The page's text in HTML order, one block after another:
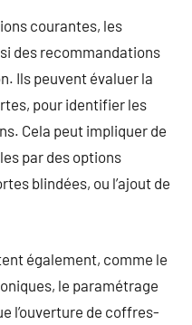
courantes, les
des recommandations
Ils peuvent évaluer la
pour identifier les
Cela peut impliquer de
par des options
blindées, ou l’ajout de
également, comme le
le paramétrage
l’ouverture de coffres-